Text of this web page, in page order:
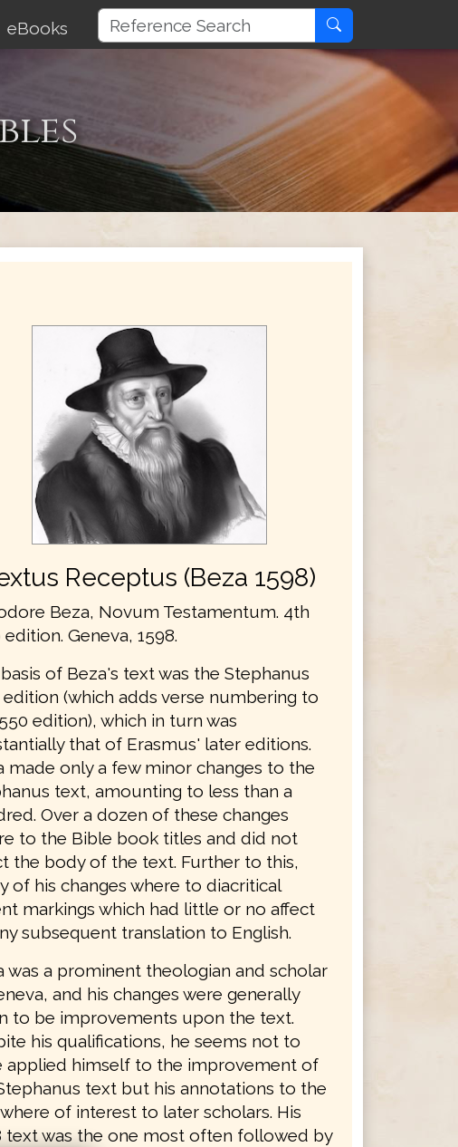
eBooks
Receptus (Beza 1598)
Beza, Novum Testamentum. 4th
Geneva, 1598.
of Beza's text was the Stephanus
edition (which adds verse numbering to
edition), which in turn was
that of Erasmus' later editions.
made only a few minor changes to the
text, amounting to less than a
Over a dozen of these changes
to the Bible book titles and did not
the body of the text. Further to this,
of his changes where to diacritical
markings which had little or no affect
subsequent translation to English.
was a prominent theologian and scholar
and his changes were generally
to be improvements upon the text.
his qualifications, he seems not to
applied himself to the improvement of
text but his annotations to the
of interest to later scholars. His
text was the one most often followed by